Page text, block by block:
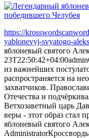
https://
yablonevyj-svyatogo-
яблоневый святого
23T22:50:42+04:00admin
из важнейших
распространяется на
захватчиков.
Отечества и
Ветхозаветный царь
веры - этот образ стал
яблоневый святого
Administrator